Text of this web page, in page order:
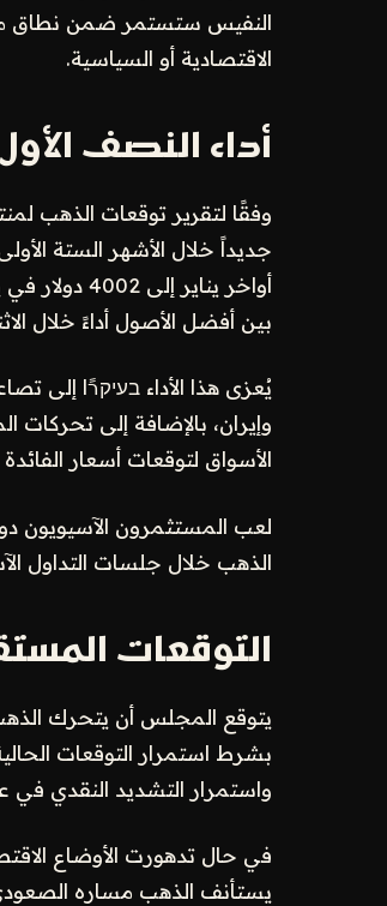
النفيس ستستمر ضمن نطاق
الاقتصادية أو السياسية.
أداء النصف
بين أفضل الأصول أداءً خلال
يُعزى هذا الأداء בעיקרًا إلى
وإيران، بالإضافة إلى تحركات
الأسواق لتوقعات أسعار الفائدة
لعب المستثمرون الآسيويون
الذهب خلال جلسات التداول
التوقعات
واستمرار التشديد النقدي في
في حال تدهورت الأوضاع